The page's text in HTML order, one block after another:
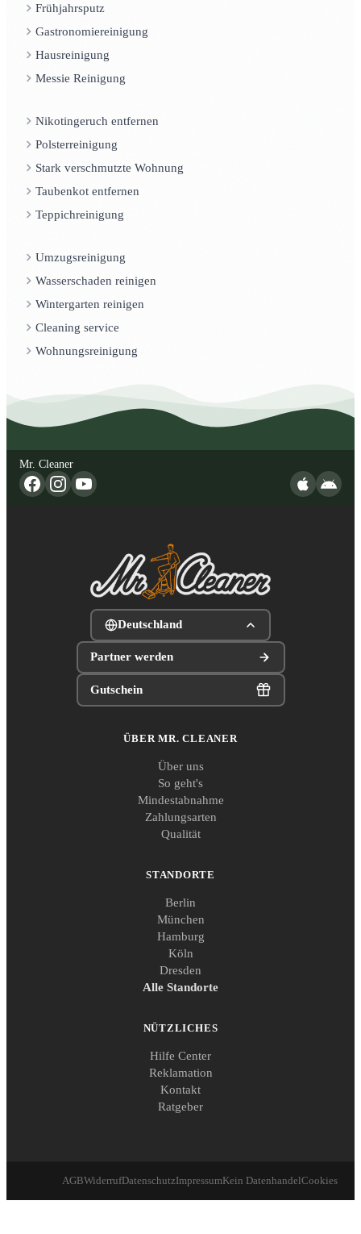
Frühjahrsputz
Gastronomiereinigung
Hausreinigung
Messie Reinigung
Nikotingeruch entfernen
Polsterreinigung
Stark verschmutzte Wohnung
Taubenkot entfernen
Teppichreinigung
Umzugsreinigung
Wasserschaden reinigen
Wintergarten reinigen
Cleaning service
Wohnungsreinigung
Mr. Cleaner
Deutschland
Partner werden
Gutschein
ÜBER MR. CLEANER
Über uns
So geht's
Mindestabnahme
Zahlungsarten
Qualität
STANDORTE
Berlin
München
Hamburg
Köln
Dresden
Alle Standorte
NÜTZLICHES
Hilfe Center
Reklamation
Kontakt
Ratgeber
AGBWiderrufDatenschutzImpressumKein DatenhandelCookies